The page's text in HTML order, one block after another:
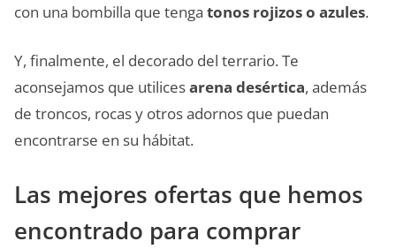
con una bombilla que tenga tonos rojizos o azules.
Y, finalmente, el decorado del terrario. Te
aconsejamos que utilicesarena desértica, además
de troncos, rocas y otros adornos que puedan
encontrarse en su hábitat.
Las mejores ofertas que hemos
encontrado para comprar